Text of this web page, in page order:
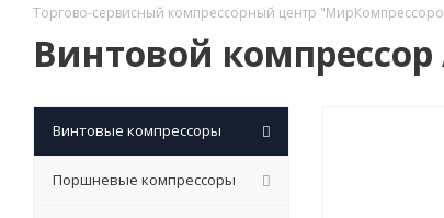
Торгово-сервисный компрессорный центр
Винтовой компрессор
Винтовые компрессоры
Поршневые компрессоры